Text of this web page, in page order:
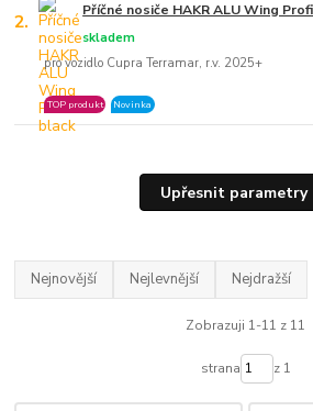
2. Příčné nosiče HAKR ALU Wing
pro vozidlo Cupra Terramar, r.v. 2025+
skladem
TOP produkt Novinka
Upřesnit parametry
Nejnovější Nejlevnější Nejdražší
Zobrazuji 1-11 z 11
strana z 1